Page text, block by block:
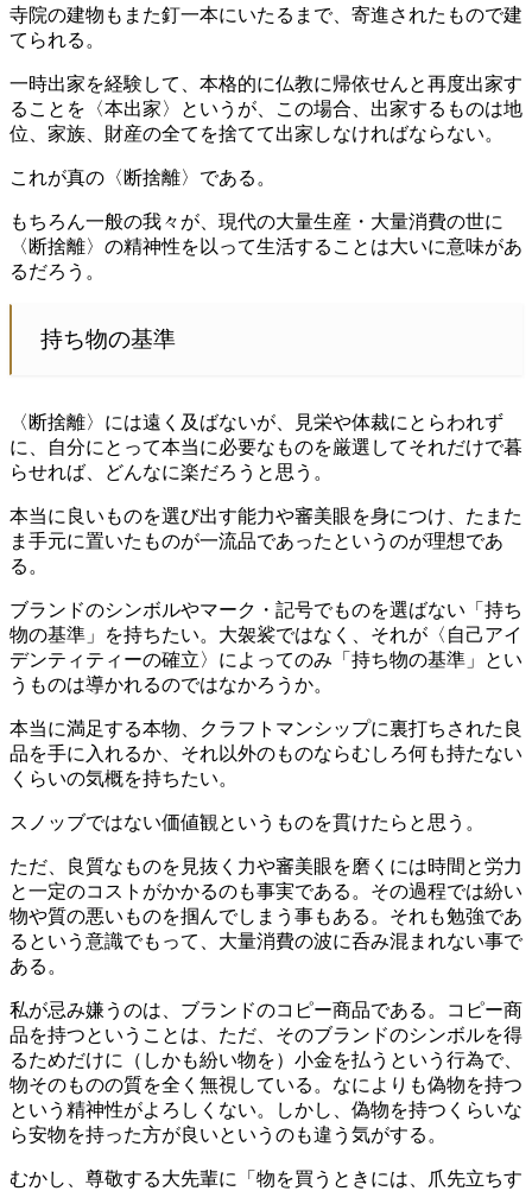
寺院の建物もまた釘一本にいたるまで、寄進されたもので建
てられる。
一時出家を経験して、本格的に仏教に帰依せんと再度出家す
ることを〈本出家〉というが、この場合、出家するものは地
位、家族、財産の全てを捨てて出家しなければならない。
これが真の〈断捨離〉である。
もちろん一般の我々が、現代の大量生産・大量消費の世に
〈断捨離〉の精神性を以って生活することは大いに意味があ
るだろう。
持ち物の基準
〈断捨離〉には遠く及ばないが、見栄や体裁にとらわれず
に、自分にとって本当に必要なものを厳選してそれだけで暮
らせれば、どんなに楽だろうと思う。
本当に良いものを選び出す能力や審美眼を身につけ、たまた
ま手元に置いたものが一流品であったというのが理想であ
る。
ブランドのシンボルやマーク・記号でものを選ばない「持ち
物の基準」を持ちたい。大袈裟ではなく、それが〈自己アイ
デンティティーの確立〉によってのみ「持ち物の基準」とい
うものは導かれるのではなかろうか。
本当に満足する本物、クラフトマンシップに裏打ちされた良
品を手に入れるか、それ以外のものならむしろ何も持たない
くらいの気概を持ちたい。
スノッブではない価値観というものを貫けたらと思う。
ただ、良質なものを見抜く力や審美眼を磨くには時間と労力
と一定のコストがかかるのも事実である。その過程では紛い
物や質の悪いものを掴んでしまう事もある。それも勉強であ
るという意識でもって、大量消費の波に呑み混まれない事で
ある。
私が忌み嫌うのは、ブランドのコピー商品である。コピー商
品を持つということは、ただ、そのブランドのシンボルを得
るためだけに（しかも紛い物を）小金を払うという行為で、
物そのものの質を全く無視している。なによりも偽物を持つ
という精神性がよろしくない。しかし、偽物を持つくらいな
ら安物を持った方が良いというのも違う気がする。
むかし、尊敬する大先輩に「物を買うときには、爪先立ちす